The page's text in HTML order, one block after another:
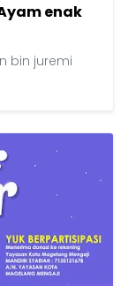
enak
bin juremi